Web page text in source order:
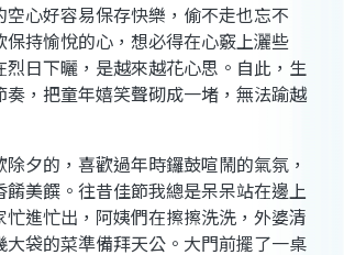
空心好容易保存快樂，偷不走也忘不
保持愉悅的心，想必得在心竅上灑些
烈日下曬，是越來越花心思。自此，生
奏，把童年嬉笑聲砌成一堵，無法踰越
夕的，喜歡過年時鑼鼓喧鬧的氣氛，
餚美饌。往昔佳節我總是呆呆站在邊上
忙進忙出，阿姨們在擦擦洗洗，外婆清
大袋的菜準備拜天公。大門前擺了一桌